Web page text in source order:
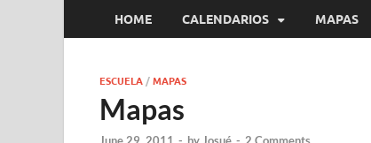
HOME CALENDARIOS MAPAS
ESCUELA /MAPAS
Mapas